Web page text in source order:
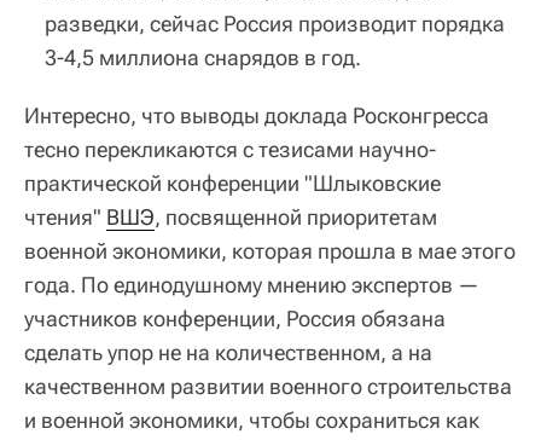
разведки, сейчас Россия производит порядка
3-4,5 миллиона снарядов в год.
Интересно, что выводы доклада Росконгресса
тесно перекликаются с тезисами научно-
практической конференции "Шлыковские
чтения" ВШЭ, посвященной приоритетам
военной экономики, которая прошла в мае этого
года. По единодушному мнению экспертов —
участников конференции, Россия обязана
сделать упор не на количественном, а на
качественном развитии военного строительства
и военной экономики, чтобы сохраниться как